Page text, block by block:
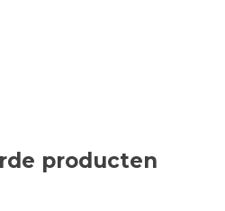
producten